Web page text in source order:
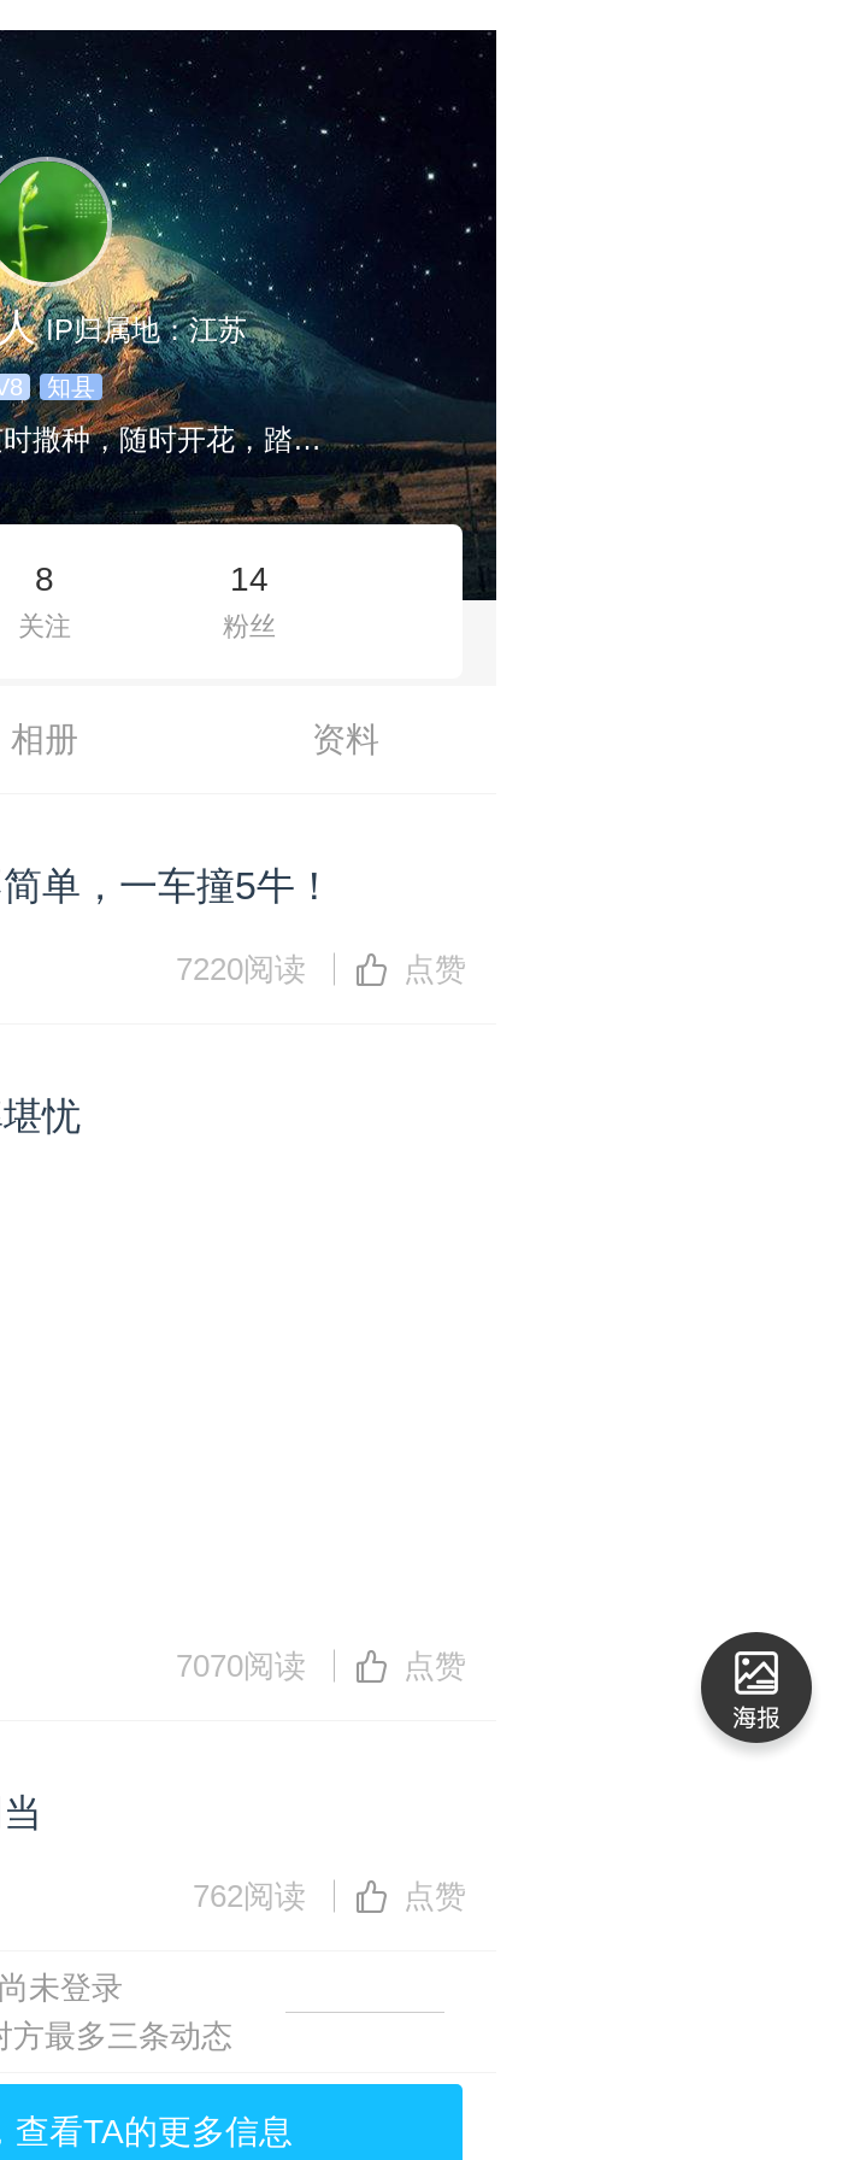
IP归属地：江苏
知县
走在生命的两旁，随时撒种，随时开花，踏着荆棘，不觉得痛苦，有泪可落，却不是悲凉。
8
关注
14
粉丝
相册 资料
单，一车撞5牛！
7220阅读 点赞
忧
7070阅读 点赞
762阅读 点赞
未登录
方最多三条动态
查看TA的更多信息